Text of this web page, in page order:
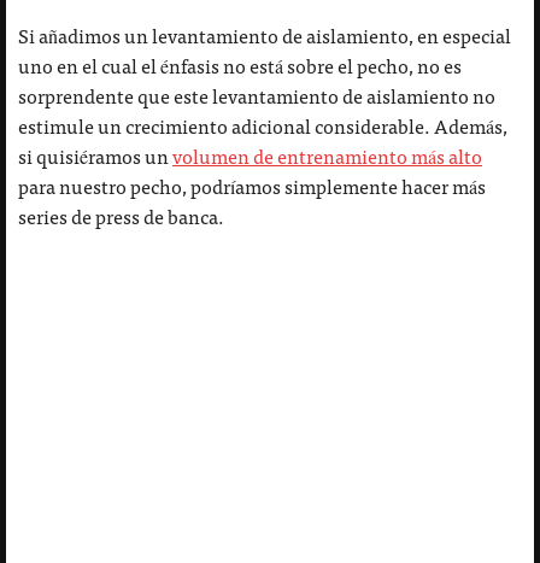
Si añadimos un levantamiento de aislamiento, en especial
uno en el cual el énfasis no está sobre el pecho, no es
sorprendente que este levantamiento de aislamiento no
estimule un crecimiento adicional considerable. Además,
si quisiéramos unvolumen de entrenamiento más alto
para nuestro pecho, podríamos simplemente hacer más
series de press de banca.